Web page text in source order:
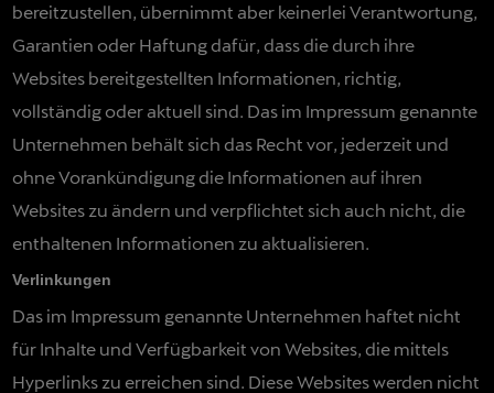
bereitzustellen, übernimmt aber keinerlei Verantwortung,
Garantien oder Haftung dafür, dass die durch ihre
Websites bereitgestellten Informationen, richtig,
vollständig oder aktuell sind. Das im Impressum genannte
Unternehmen behält sich das Recht vor, jederzeit und
ohne Vorankündigung die Informationen auf ihren
Websites zu ändern und verpflichtet sich auch nicht, die
enthaltenen Informationen zu aktualisieren.
Verlinkungen
Das im Impressum genannte Unternehmen haftet nicht
für Inhalte und Verfügbarkeit von Websites, die mittels
Hyperlinks zu erreichen sind. Diese Websites werden nicht